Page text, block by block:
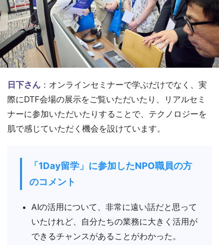
日下さん ：オンラインセミナーで学ぶだけでなく、実
際にDTF会場の展示をご覧いただいたり、リアルセミ
ナーに参加いただいたりすることで、テクノロジーを
肌で感じていただく機会を設けています。
「1Day留学」に参加したNPO職員の方
のコメント
AIの活用について、非常に遠い話だと思って
いたけれど、自分たちの業務に大きく活用が
できるチャンスがあることがわかった。